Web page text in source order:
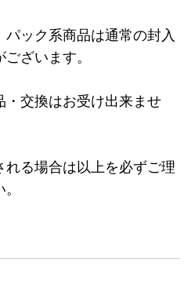
ック系商品は通常の封入
ざいます。
・交換はお受け出来ませ
る場合は以上を必ずご理